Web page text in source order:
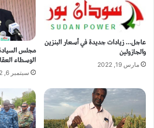
عاجل… زيادات جديدة في أسعار البنزين
والجازولين
مارس 19, 2022
مجلس
الوسطاء
سبتمبر 6, 2022